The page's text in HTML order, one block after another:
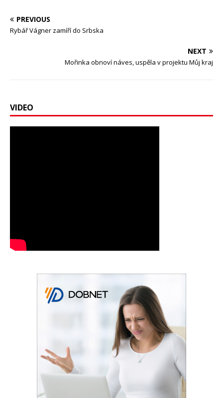
PREVIOUS
Rybář Vágner zamíří do Srbska
NEXT
Mořinka obnoví náves, uspěla v projektu Můj kraj
VIDEO